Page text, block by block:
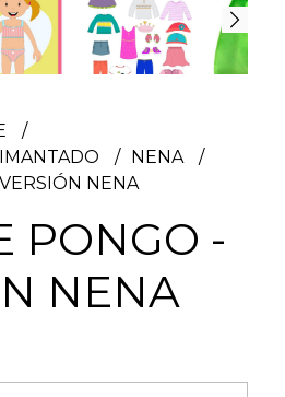
NENA
NENA
PONGO -
NENA